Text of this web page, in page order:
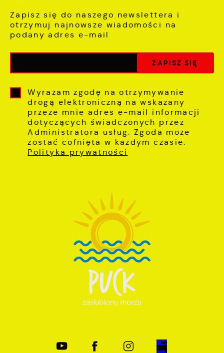
Zapisz się do naszego newslettera i
otrzymuj najnowsze wiadomości na
podany adres e-mail
Wyrażam zgodę na otrzymywanie
drogą elektroniczną na wskazany
przeze mnie adres e-mail informacji
dotyczących świadczonych przez
Administratora usług. Zgoda może
zostać cofnięta w każdym czasie.
Polityka prywatności